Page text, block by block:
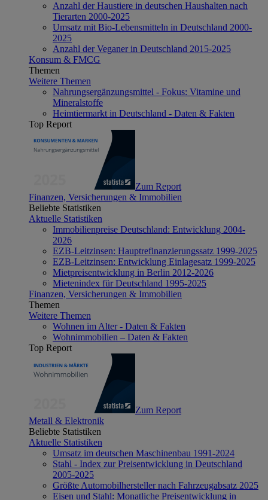
Anzahl der Haustiere in deutschen Haushalten nach
Tierarten 2000-2025
Umsatz mit Bio-Lebensmitteln in Deutschland 2000-
2025
Anzahl der Veganer in Deutschland 2015-2025
Konsum & FMCG
Themen
Weitere Themen
Nahrungsergänzungsmittel - Fokus: Vitamine und
Mineralstoffe
Heimtiermarkt in Deutschland - Daten & Fakten
Top Report
Zum Report
Finanzen, Versicherungen & Immobilien
Beliebte Statistiken
Aktuelle Statistiken
Immobilienpreise Deutschland: Entwicklung 2004-
2026
EZB-Leitzinsen: Hauptrefinanzierungssatz 1999-2025
EZB-Leitzinsen: Entwicklung Einlagesatz 1999-2025
Mietpreisentwicklung in Berlin 2012-2026
Mietenindex für Deutschland 1995-2025
Finanzen, Versicherungen & Immobilien
Themen
Weitere Themen
Wohnen im Alter - Daten & Fakten
Wohnimmobilien – Daten & Fakten
Top Report
Zum Report
Metall & Elektronik
Beliebte Statistiken
Aktuelle Statistiken
Umsatz im deutschen Maschinenbau 1991-2024
Stahl - Index zur Preisentwicklung in Deutschland
2005-2025
Größte Automobilhersteller nach Fahrzeugabsatz 2025
Eisen und Stahl: Monatliche Preisentwicklung in